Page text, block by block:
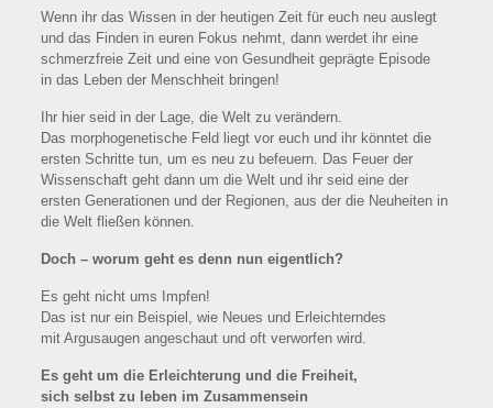
Wenn ihr das Wissen in der heutigen Zeit für euch neu auslegt
und das Finden in euren Fokus nehmt, dann werdet ihr eine
schmerzfreie Zeit und eine von Gesundheit geprägte Episode
in das Leben der Menschheit bringen!
Ihr hier seid in der Lage, die Welt zu verändern.
Das morphogenetische Feld liegt vor euch und ihr könntet die
ersten Schritte tun, um es neu zu befeuern. Das Feuer der
Wissenschaft geht dann um die Welt und ihr seid eine der
ersten Generationen und der Regionen, aus der die Neuheiten in
die Welt fließen können.
Doch – worum geht es denn nun eigentlich?
Es geht nicht ums Impfen!
Das ist nur ein Beispiel, wie Neues und Erleichterndes
mit Argusaugen angeschaut und oft verworfen wird.
Es geht um die Erleichterung und die Freiheit,
sich selbst zu leben im Zusammensein